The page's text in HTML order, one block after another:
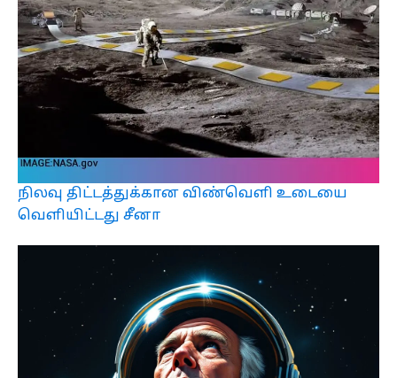
நிலவு திட்டத்துக்கான விண்வெளி உடையை
வெளியிட்டது சீனா